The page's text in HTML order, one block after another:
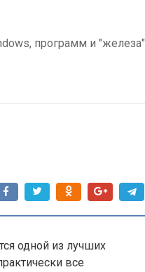
программ и "железа"
одной из лучших
все